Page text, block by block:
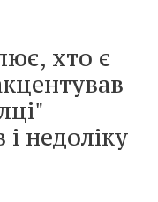
хто є
недоліку